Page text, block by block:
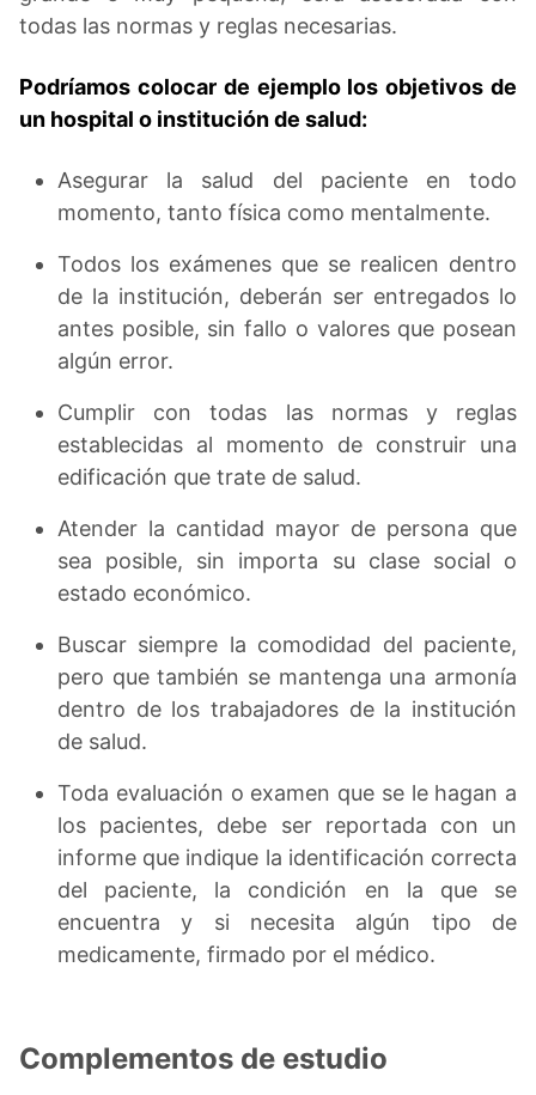
todas las normas y reglas necesarias.
Podríamos colocar de ejemplo los objetivos de
un hospital o institución de salud:
Asegurar la salud del paciente en todo
momento, tanto física como mentalmente.
Todos los exámenes que se realicen dentro
de la institución, deberán ser entregados lo
antes posible, sin fallo o valores que posean
algún error.
Cumplir con todas las normas y reglas
establecidas al momento de construir una
edificación que trate de salud.
Atender la cantidad mayor de persona que
sea posible, sin importa su clase social o
estado económico.
Buscar siempre la comodidad del paciente,
pero que también se mantenga una armonía
dentro de los trabajadores de la institución
de salud.
Toda evaluación o examen que se le hagan a
los pacientes, debe ser reportada con un
informe que indique la identificación correcta
del paciente, la condición en la que se
encuentra y si necesita algún tipo de
medicamente, firmado por el médico.
Complementos de estudio